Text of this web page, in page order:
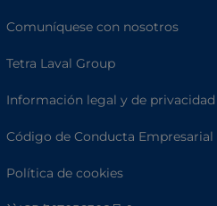
Comuníquese con nosotros
Tetra Laval Group
Información legal y de privacidad
Código de Conducta Empresarial
Política de cookies